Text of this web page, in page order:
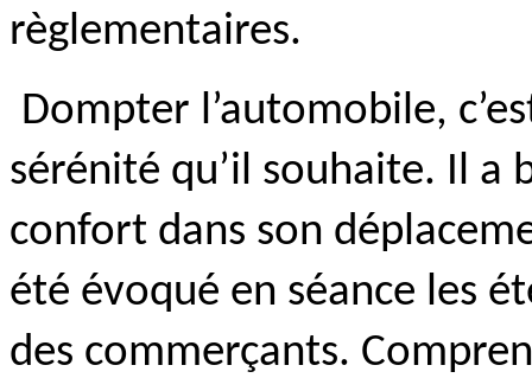
règlementaires.
Dompter l’automobile,
sérénité qu’il souhaite. Il a
confort dans son
été évoqué en séance les
des commerçants.